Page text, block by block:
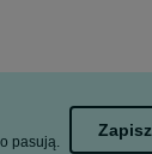
pasują.
Zapisz